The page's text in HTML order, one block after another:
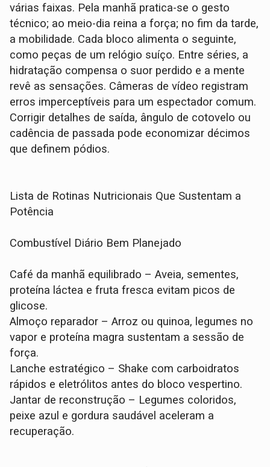
várias faixas. Pela manhã pratica-se o gesto
técnico; ao meio-dia reina a força; no fim da tarde,
a mobilidade. Cada bloco alimenta o seguinte,
como peças de um relógio suíço. Entre séries, a
hidratação compensa o suor perdido e a mente
revê as sensações. Câmeras de vídeo registram
erros imperceptíveis para um espectador comum.
Corrigir detalhes de saída, ângulo de cotovelo ou
cadência de passada pode economizar décimos
que definem pódios.
Lista de Rotinas Nutricionais Que Sustentam a
Potência
Combustível Diário Bem Planejado
Café da manhã equilibrado – Aveia, sementes,
proteína láctea e fruta fresca evitam picos de
glicose.
Almoço reparador – Arroz ou quinoa, legumes no
vapor e proteína magra sustentam a sessão de
força.
Lanche estratégico – Shake com carboidratos
rápidos e eletrólitos antes do bloco vespertino.
Jantar de reconstrução – Legumes coloridos,
peixe azul e gordura saudável aceleram a
recuperação.